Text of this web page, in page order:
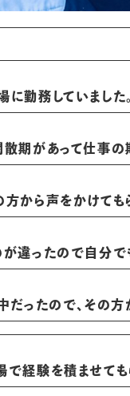
勤務していました。
散期があって仕事
から声をかけてもら
が違ったので自分
だったので、その
経験を積ませても